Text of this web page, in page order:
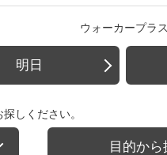
ウォーカープラ
明日
しください。
目的から